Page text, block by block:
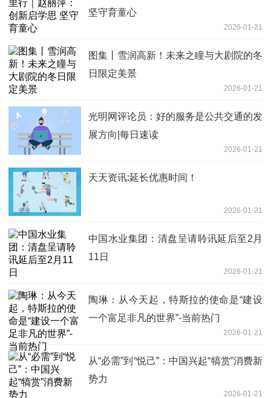
坚守育童心
2026-01-21
图集丨雪润高新！未来之瞳与大剧院的冬
日限定美景
2026-01-21
光明网评论员：好的服务是公共交通的发
展方向|每日速读
2026-01-21
天天资讯:延长优惠时间！
2026-01-21
中国水业集团：清盘呈请聆讯延后至2月
11日
2026-01-21
陶琳：从今天起，特斯拉的使命是“建设
一个富足非凡的世界”-当前热门
2026-01-21
从“必需”到“悦己”：中国兴起“犒赏”消费新
势力
2026-01-21